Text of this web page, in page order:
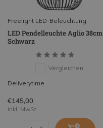
Freelight LED-Beleuchtung
LED Pendelleuchte Aglio 38cm
Schwarz
Vergleichen
Deliverytime
€145,00
inkl. MwSt.